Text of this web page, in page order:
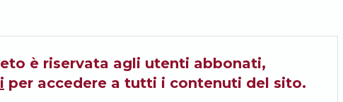
è riservata agli utenti abbonati,
per accedere a tutti i contenuti del sito.